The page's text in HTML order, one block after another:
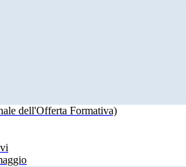
dell'Offerta Formativa)